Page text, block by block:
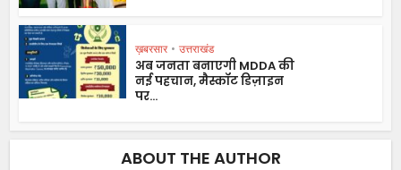
ख़बरसार • उत्तराखंड
अब जनता बनाएगी MDDA की
नई पहचान, मैस्कॉट डिज़ाइन
पर...
ABOUT THE AUTHOR